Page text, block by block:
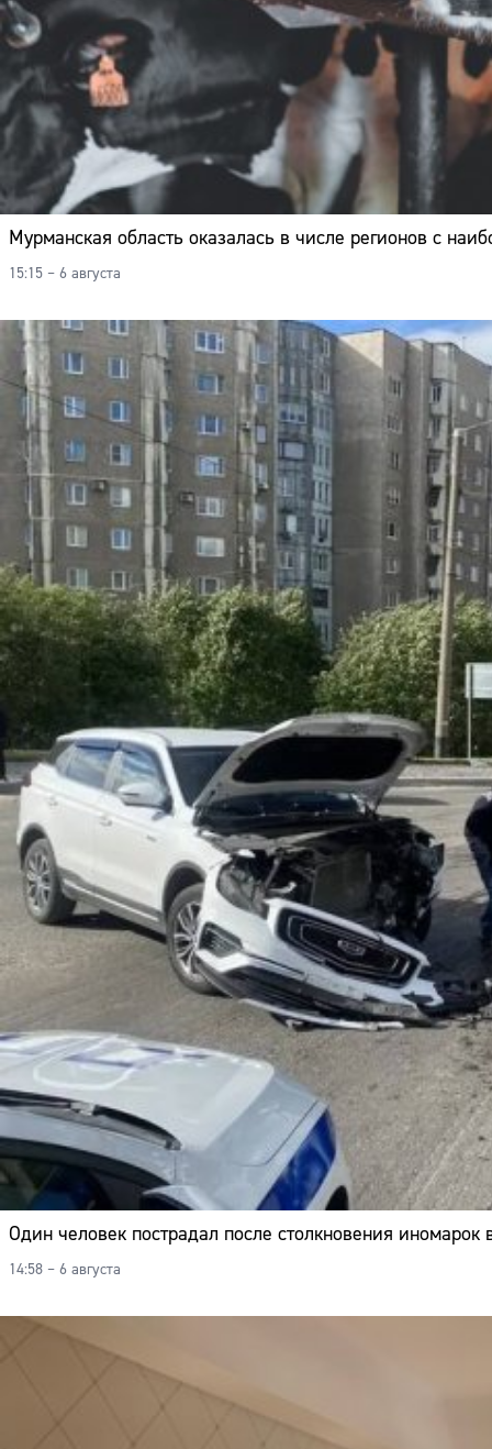
Мурманская область оказалась в числе регионов с
15:15 – 6 августа
Один человек пострадал после столкновения иномарок
14:58 – 6 августа